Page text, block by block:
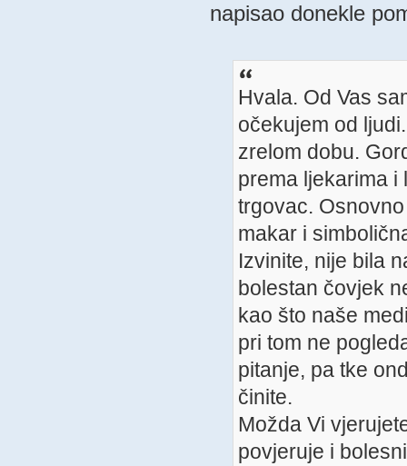
napisao donekle
Hvala. Od Vas
očekujem od
zrelom dobu.
prema ljekarima i
trgovac.
makar i
Izvinite, nije bila
bolestan čovjek
kao što naše
pri tom ne
pitanje, pa tke
činite.
Možda Vi
povjeruje i